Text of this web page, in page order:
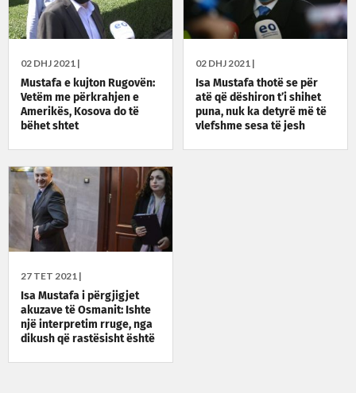
02 DHJ 2021 |
Mustafa e kujton Rugovën:
Vetëm me përkrahjen e
Amerikës, Kosova do të
bëhet shtet
02 DHJ 2021 |
Isa Mustafa thotë se për
atë që dëshiron t’i shihet
puna, nuk ka detyrë më të
vlefshme sesa të jesh
27 TET 2021 |
Isa Mustafa i përgjigjet
akuzave të Osmanit: Ishte
një interpretim rruge, nga
dikush që rastësisht është